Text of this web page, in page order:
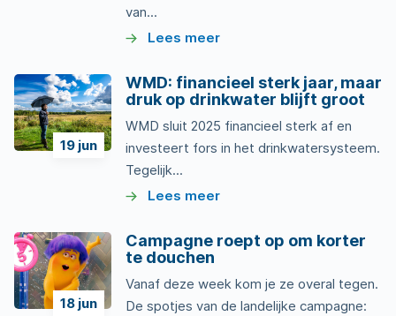
van...
Lees meer
19 jun
WMD: financieel sterk jaar, maar
druk op drinkwater blijft groot
WMD sluit 2025 financieel sterk af en
investeert fors in het drinkwatersysteem.
Tegelijk...
Lees meer
18 jun
Campagne roept op om korter
te douchen
Vanaf deze week kom je ze overal tegen.
De spotjes van de landelijke campagne: